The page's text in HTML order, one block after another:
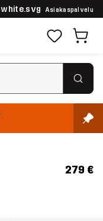
Asiakaspalvelu
279 €